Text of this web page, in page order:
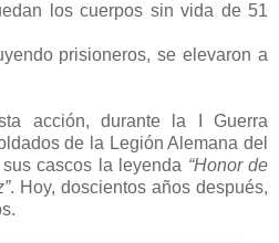
los cuerpos sin vida de 51
prisioneros, se elevaron a
acción, durante la I Guerra
de la Legión Alemana del
cascos la leyenda “Honor de
. Hoy, doscientos años después,